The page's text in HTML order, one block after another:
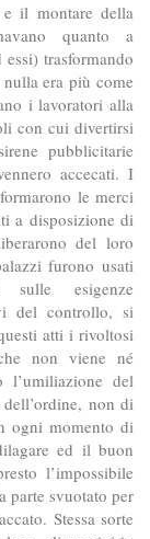
il montare della
quanto a
trasformando
era più come
i lavoratori alla
con cui divertirsi
pubblicitarie
accecati. I
le merci
a disposizione di
del loro
furono usati
sulle esigenze
del controllo, si
atti i rivoltosi
non viene né
l’umiliazione del
non di
ogni momento di
ed il buon
l’impossibile
parte svuotato per
Stessa sorte